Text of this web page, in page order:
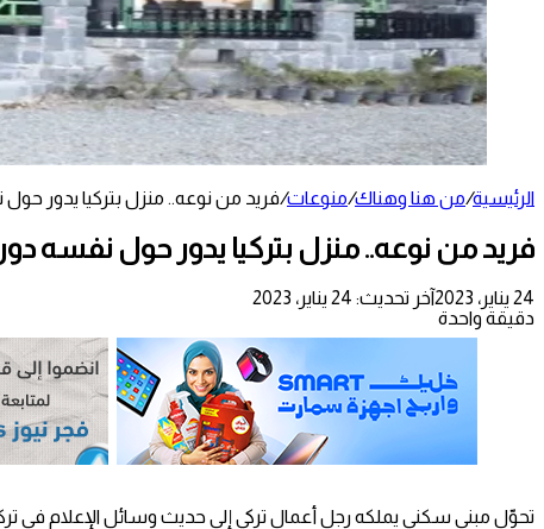
الرئيسية/من هنا وهناك/منوعات/فريد من نوعه.. منزل بتركيا يدور
فريد من نوعه.. منزل بتركيا يدور حول نفسه
24 يناير، 2023
آخر تحديث: 24 يناير، 2023
دقيقة واحدة
تحوّل مبنى سكني يملكه رجل أعمال تركي إلى حديث وسائل الإعلام في تركيا